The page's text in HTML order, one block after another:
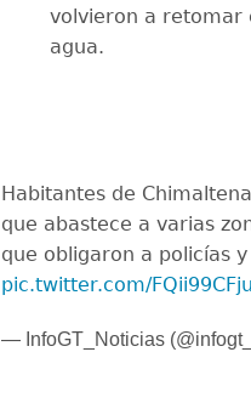
volvieron a retomar
agua.
Habitantes de
que abastece a varias
que obligaron a policías
pic.twitter.com/FQii99CFju
— InfoGT_Noticias